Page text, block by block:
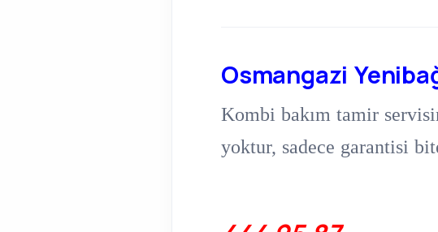
Osmangazi
Kombi bakım tamir
yoktur, sadece garantisi